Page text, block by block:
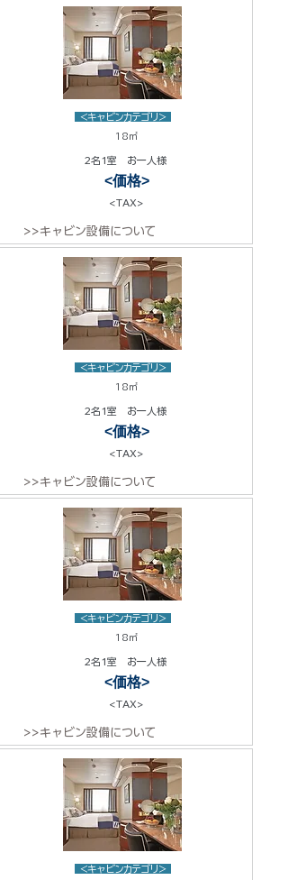
<キャビンカテゴリ>
18㎡
2名1室 お一人様
<価格>
<TAX>
>>キャビン設備について
<キャビンカテゴリ>
18㎡
2名1室 お一人様
<価格>
<TAX>
>>キャビン設備について
<キャビンカテゴリ>
18㎡
2名1室 お一人様
<価格>
<TAX>
>>キャビン設備について
<キャビンカテゴリ>